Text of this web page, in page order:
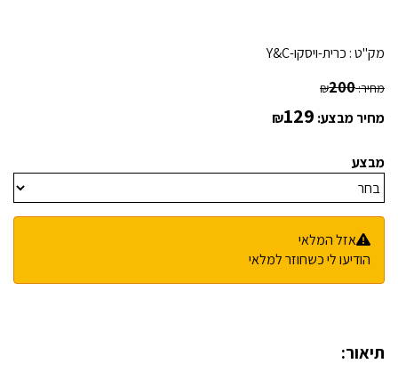
מק"ט : כרית-ויסקו-Y&C
מחיר: ₪200
מחיר מבצע: ₪129
מבצע
אזל המלאי
הודיעו לי כשחוזר למלאי
תיאור: